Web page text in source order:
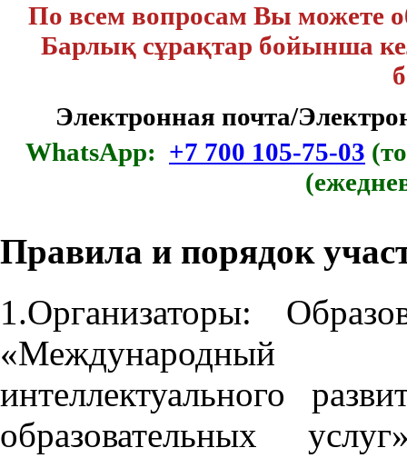
По всем вопросам Вы можете
Барлық сұрақтар бойынша
Электронная почта/
WhatsApp: +7 700 105-75-03
Правила и порядок
1.Организаторы:
«Международный
интеллектуального
образовательных